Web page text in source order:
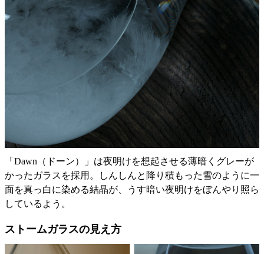
「Dawn（ドーン）」は夜明けを想起させる薄暗くグレーが
かったガラスを採用。しんしんと降り積もった雪のように一
面を真っ白に染める結晶が、うす暗い夜明けをぼんやり照ら
しているよう。
ストームガラスの見え方